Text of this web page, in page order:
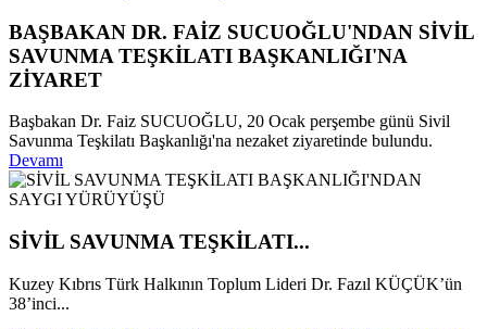
BAŞBAKAN DR. FAİZ SUCUOĞLU'NDAN SİVİL
SAVUNMA TEŞKİLATI BAŞKANLIĞI'NA
ZİYARET
Başbakan Dr. Faiz SUCUOĞLU, 20 Ocak perşembe günü Sivil
Savunma Teşkilatı Başkanlığı'na nezaket ziyaretinde bulundu.
Devamı
SİVİL SAVUNMA TEŞKİLATI...
Kuzey Kıbrıs Türk Halkının Toplum Lideri Dr. Fazıl KÜÇÜK’ün
38’inci...